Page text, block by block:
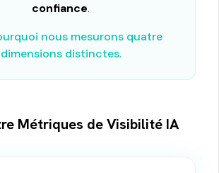
confiance.
nous mesurons quatre
dimensions distinctes.
Métriques de Visibilité IA